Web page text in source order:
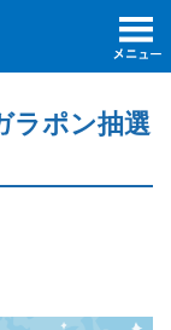
ラポン抽選